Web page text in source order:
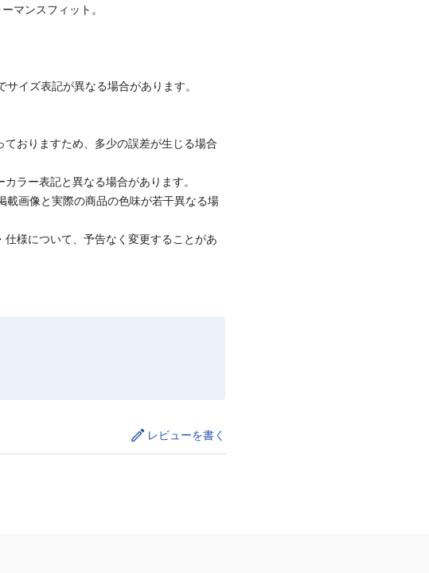
マンスフィット。
イズ表記が異なる場合があります。
おりますため、多少の誤差が生じる場合
ラー表記と異なる場合があります。
画像と実際の商品の色味が若干異なる場
様について、予告なく変更することがあ
レビューを書く